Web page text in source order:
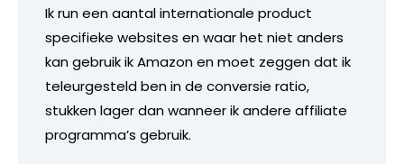
Ik run een aantal internationale product
specifieke websites en waar het niet anders
kan gebruik ik Amazon en moet zeggen dat ik
teleurgesteld ben in de conversie ratio,
stukken lager dan wanneer ik andere affiliate
programma’s gebruik.